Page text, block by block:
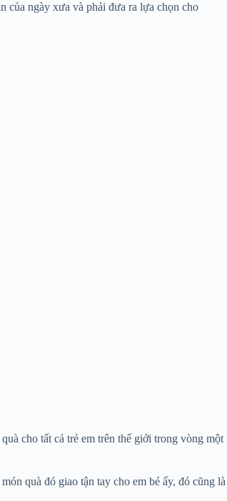
của ngày xưa và phải đưa ra lựa chọn cho
cho tất cả trẻ em trên thế giới trong vòng một
quà đó giao tận tay cho em bé ấy, đó cũng là